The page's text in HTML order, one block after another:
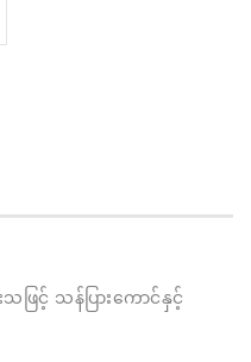
ြင့် သန်ပြားကောင်နှင့်